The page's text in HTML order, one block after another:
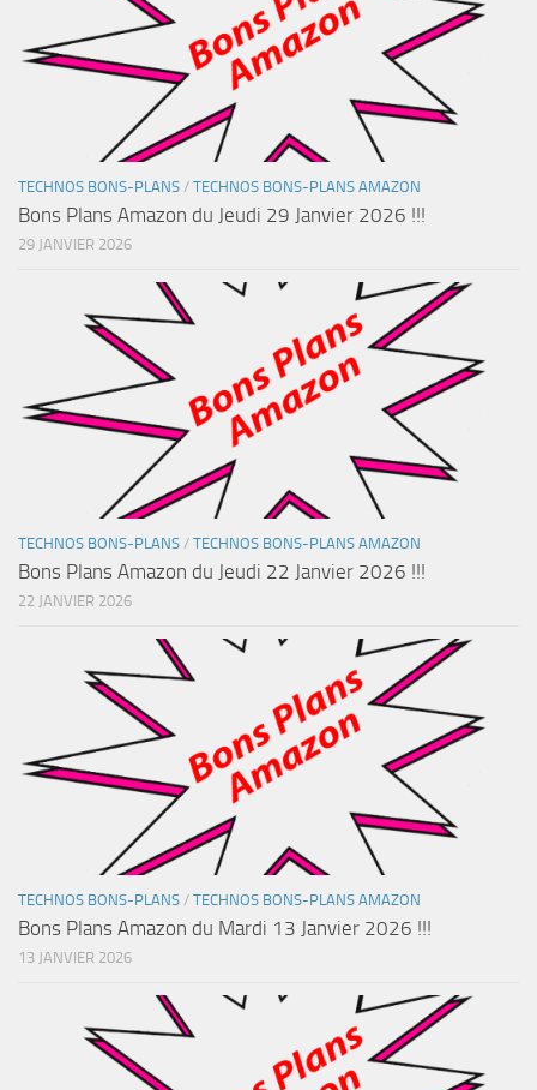
TECHNOS BONS-PLANS / TECHNOS BONS-PLANS AMAZON
Bons Plans Amazon du Jeudi 29 Janvier 2026 !!!
29 JANVIER 2026
TECHNOS BONS-PLANS / TECHNOS BONS-PLANS AMAZON
Bons Plans Amazon du Jeudi 22 Janvier 2026 !!!
22 JANVIER 2026
TECHNOS BONS-PLANS / TECHNOS BONS-PLANS AMAZON
Bons Plans Amazon du Mardi 13 Janvier 2026 !!!
13 JANVIER 2026